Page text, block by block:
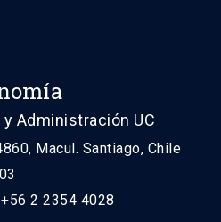
Administración UC
Macul. Santiago, Chile
2 2354 4028